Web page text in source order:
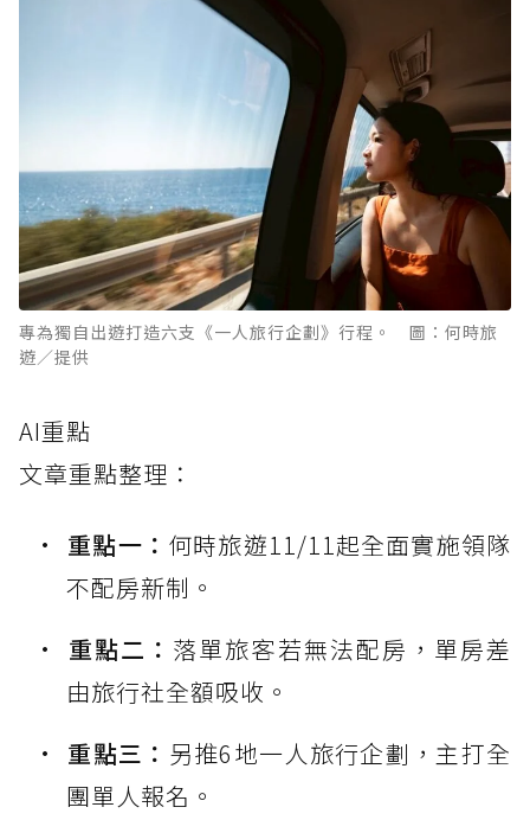
專為獨自出遊打造六支《一人旅行企劃》行程。 圖：何時旅
遊／提供
AI重點
文章重點整理：
重點一： 何時旅遊11/11起全面實施領隊
不配房新制。
重點二： 落單旅客若無法配房，單房差
由旅行社全額吸收。
重點三： 另推6地一人旅行企劃，主打全
團單人報名。